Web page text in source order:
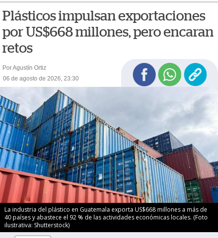
Plásticos impulsan exportaciones
por US$668 millones, pero encaran
retos
Por Agustín Ortiz
06 de agosto de 2026, 23:30
La industria del plástico en Guatemala exporta US$668 millones a más de
40 países y abastece el 92 % de las actividades económicas locales. (Foto
ilustrativa: Shutterstock)